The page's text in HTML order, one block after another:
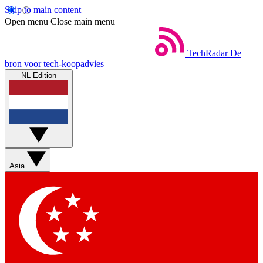
Skip to main content
Open menu Close main menu
TechRadar De
bron voor tech-koopadvies
NL Edition
Asia